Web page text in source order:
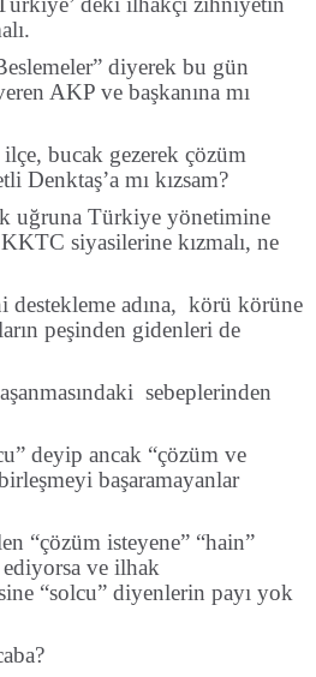
diyerek bu gün
AKP ve başkanına mı
bucak gezerek çözüm
Denktaş’a mı kızsam?
uğruna Türkiye yönetimine
siyasilerine kızmalı, ne
destekleme adına, körü körüne
peşinden gidenleri de
sebeplerinden
deyip ancak “çözüm ve
başaramayanlar
“çözüm isteyene” “hain”
ediyorsa ve ilhak
“solcu” diyenlerin payı yok